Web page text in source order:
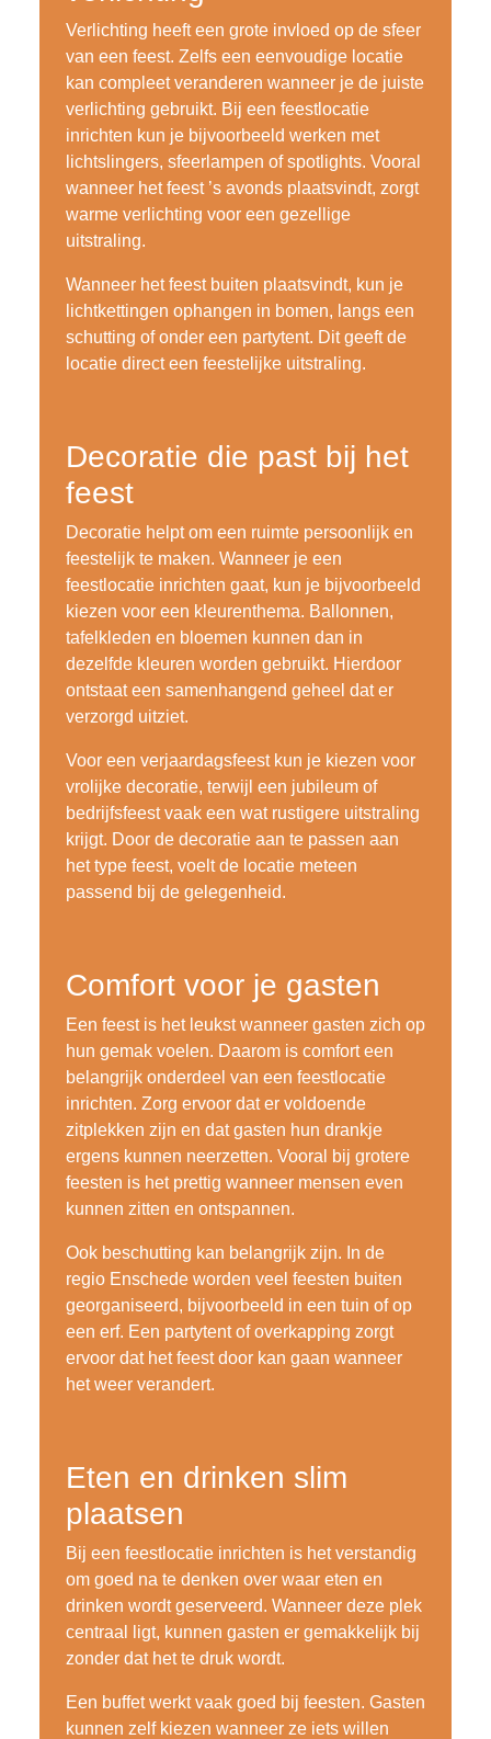
Verlichting heeft een grote invloed op de sfeer
van een feest. Zelfs een eenvoudige locatie
kan compleet veranderen wanneer je de juiste
verlichting gebruikt. Bij een feestlocatie
inrichten kun je bijvoorbeeld werken met
lichtslingers, sfeerlampen of spotlights. Vooral
wanneer het feest ’s avonds plaatsvindt, zorgt
warme verlichting voor een gezellige
uitstraling.
Wanneer het feest buiten plaatsvindt, kun je
lichtkettingen ophangen in bomen, langs een
schutting of onder een partytent. Dit geeft de
locatie direct een feestelijke uitstraling.
Decoratie die past bij het
feest
Decoratie helpt om een ruimte persoonlijk en
feestelijk te maken. Wanneer je een
feestlocatie inrichten gaat, kun je bijvoorbeeld
kiezen voor een kleurenthema. Ballonnen,
tafelkleden en bloemen kunnen dan in
dezelfde kleuren worden gebruikt. Hierdoor
ontstaat een samenhangend geheel dat er
verzorgd uitziet.
Voor een verjaardagsfeest kun je kiezen voor
vrolijke decoratie, terwijl een jubileum of
bedrijfsfeest vaak een wat rustigere uitstraling
krijgt. Door de decoratie aan te passen aan
het type feest, voelt de locatie meteen
passend bij de gelegenheid.
Comfort voor je gasten
Een feest is het leukst wanneer gasten zich op
hun gemak voelen. Daarom is comfort een
belangrijk onderdeel van een feestlocatie
inrichten. Zorg ervoor dat er voldoende
zitplekken zijn en dat gasten hun drankje
ergens kunnen neerzetten. Vooral bij grotere
feesten is het prettig wanneer mensen even
kunnen zitten en ontspannen.
Ook beschutting kan belangrijk zijn. In de
regio Enschede worden veel feesten buiten
georganiseerd, bijvoorbeeld in een tuin of op
een erf. Een partytent of overkapping zorgt
ervoor dat het feest door kan gaan wanneer
het weer verandert.
Eten en drinken slim
plaatsen
Bij een feestlocatie inrichten is het verstandig
om goed na te denken over waar eten en
drinken wordt geserveerd. Wanneer deze plek
centraal ligt, kunnen gasten er gemakkelijk bij
zonder dat het te druk wordt.
Een buffet werkt vaak goed bij feesten. Gasten
kunnen zelf kiezen wanneer ze iets willen